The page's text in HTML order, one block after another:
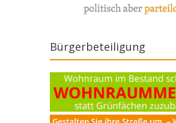
Bürgerbeteiligung